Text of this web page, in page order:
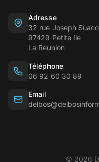
Adresse
32 rue Joseph
97429 Petite Ile
La Réunion
Téléphone
06 92 60 30 89
Email
© 2026